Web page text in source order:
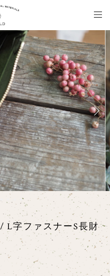
字ファスナーS長財